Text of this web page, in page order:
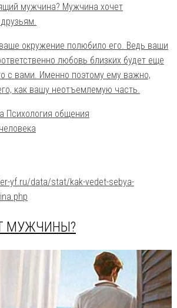
мужчина? Мужчина хочет
окружение полюбило его. Ведь ваши
любовь близких будет еще
с вами. Именно поэтому ему важно,
как вашу неотъемлемую часть.
Психология общения
yf.ru/data/stat/kak-vedet-sebya-
МУЖЧИНЫ?